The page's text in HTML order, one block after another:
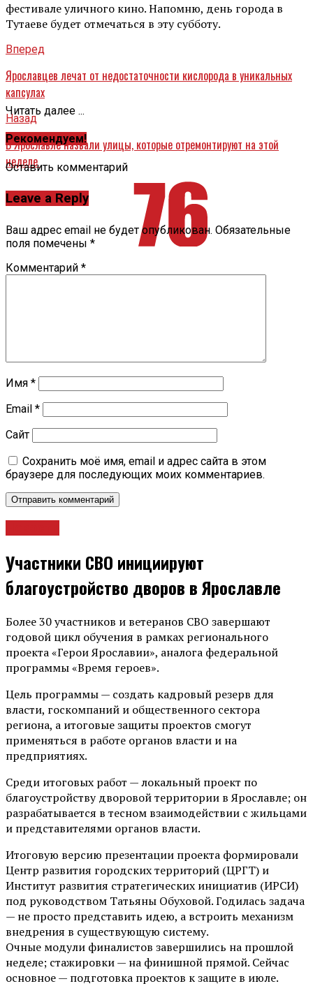
фестивале уличного кино. Напомню, день города в
Тутаеве будет отмечаться в эту субботу.
Вперед
Ярославцев лечат от недостаточности кислорода в уникальных
капсулах
Назад
В Ярославле назвали улицы, которые отремонтируют на этой
неделе
Читать далее ...
Рекомендуем!
Оставить комментарий
Leave a Reply
Ваш адрес email не будет опубликован. Обязательные
поля помечены *
Комментарий *
Имя *
Email *
Сайт
Сохранить моё имя, email и адрес сайта в этом
браузере для последующих моих комментариев.
Участники СВО инициируют
благоустройство дворов в Ярославле
Более 30 участников и ветеранов СВО завершают
годовой цикл обучения в рамках регионального
проекта «Герои Ярославии», аналога федеральной
программы «Время героев».
Цель программы — создать кадровый резерв для
власти, госкомпаний и общественного сектора
региона, а итоговые защиты проектов смогут
применяться в работе органов власти и на
предприятиях.
Среди итоговых работ — локальный проект по
благоустройству дворовой территории в Ярославле; он
разрабатывается в тесном взаимодействии с жильцами
и представителями органов власти.
Итоговую версию презентации проекта формировали
Центр развития городских территорий (ЦРГТ) и
Институт развития стратегических инициатив (ИРСИ)
под руководством Татьяны Обуховой. Годилась задача
— не просто представить идею, а встроить механизм
внедрения в существующую систему.
Очные модули финалистов завершились на прошлой
неделе; стажировки — на финишной прямой. Сейчас
основное — подготовка проектов к защите в июле.